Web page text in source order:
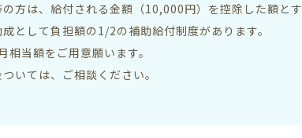
方は、給付される金額（10,000円）を控除した額とす
として負担額の1/2の補助給付制度があります。
当額をご用意願います。
いては、ご相談ください。